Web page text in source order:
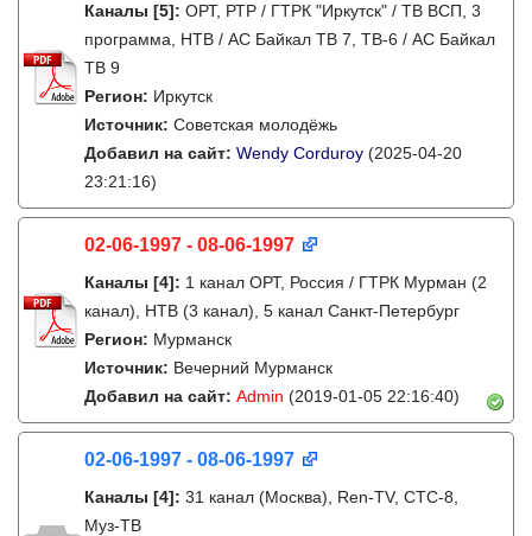
Каналы [5]: ОРТ, РТР / ГТРК "Иркутск" / ТВ ВСП, 3
программа, НТВ / АС Байкал ТВ 7, ТВ-6 / АС Байкал
ТВ 9
Регион: Иркутск
Источник: Советская молодёжь
Добавил на сайт: Wendy Corduroy (2025-04-20
23:21:16)
02-06-1997 - 08-06-1997
Каналы [4]: 1 канал ОРТ, Россия / ГТРК Мурман (2
канал), НТВ (3 канал), 5 канал Санкт-Петербург
Регион: Мурманск
Источник: Вечерний Мурманск
Добавил на сайт: Admin (2019-01-05 22:16:40)
02-06-1997 - 08-06-1997
Каналы [4]: 31 канал (Москва), Ren-TV, СТС-8,
Муз-ТВ